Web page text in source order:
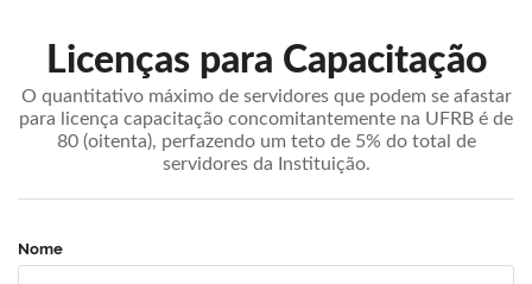
Licenças para Capacitação
O quantitativo máximo de servidores que podem se afastar
para licença capacitação concomitantemente na UFRB é de
80 (oitenta), perfazendo um teto de 5% do total de
servidores da Instituição.
Nome